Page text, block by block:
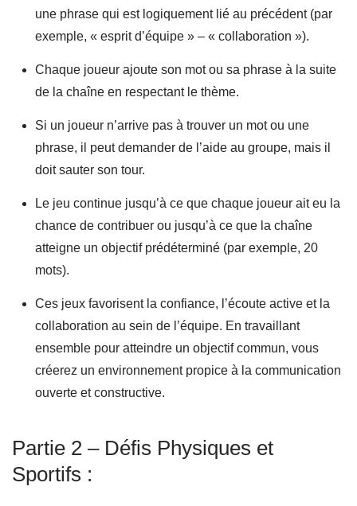
une phrase qui est logiquement lié au précédent (par
exemple, « esprit d’équipe » – « collaboration »).
Chaque joueur ajoute son mot ou sa phrase à la suite
de la chaîne en respectant le thème.
Si un joueur n’arrive pas à trouver un mot ou une
phrase, il peut demander de l’aide au groupe, mais il
doit sauter son tour.
Le jeu continue jusqu’à ce que chaque joueur ait eu la
chance de contribuer ou jusqu’à ce que la chaîne
atteigne un objectif prédéterminé (par exemple, 20
mots).
Ces jeux favorisent la confiance, l’écoute active et la
collaboration au sein de l’équipe. En travaillant
ensemble pour atteindre un objectif commun, vous
créerez un environnement propice à la communication
ouverte et constructive.
Partie 2 – Défis Physiques et
Sportifs :